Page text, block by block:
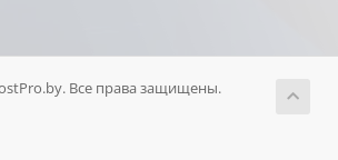
Все права защищены.